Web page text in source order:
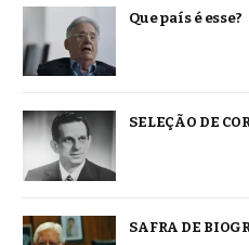
Que país é esse?
SELEÇÃO DE
SAFRA DE